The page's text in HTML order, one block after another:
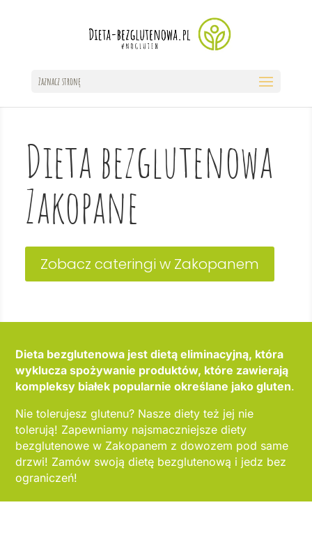
Zaznacz stronę
Dieta bezglutenowa
Zakopane
Zobacz cateringi w Zakopanem
Dieta bezglutenowa jest dietą eliminacyjną, która
wyklucza spożywanie produktów, które zawierają
kompleksy białek popularnie określane jako gluten.
Nie tolerujesz glutenu? Nasze diety też jej nie
tolerują! Zapewniamy najsmaczniejsze diety
bezglutenowe w Zakopanem z dowozem pod same
drzwi! Zamów swoją dietę bezglutenową i jedz bez
ograniczeń!